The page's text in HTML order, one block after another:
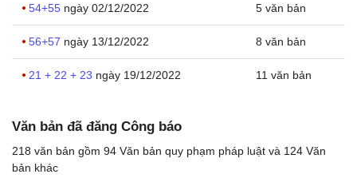
54+55 ngày 02/12/2022 5 văn bản
56+57 ngày 13/12/2022 8 văn bản
21 + 22 + 23 ngày 19/12/2022 11 văn bản
Văn bản đã đăng Công báo
218 văn bản gồm 94 Văn bản quy phạm pháp luật và 124 Văn
bản khác